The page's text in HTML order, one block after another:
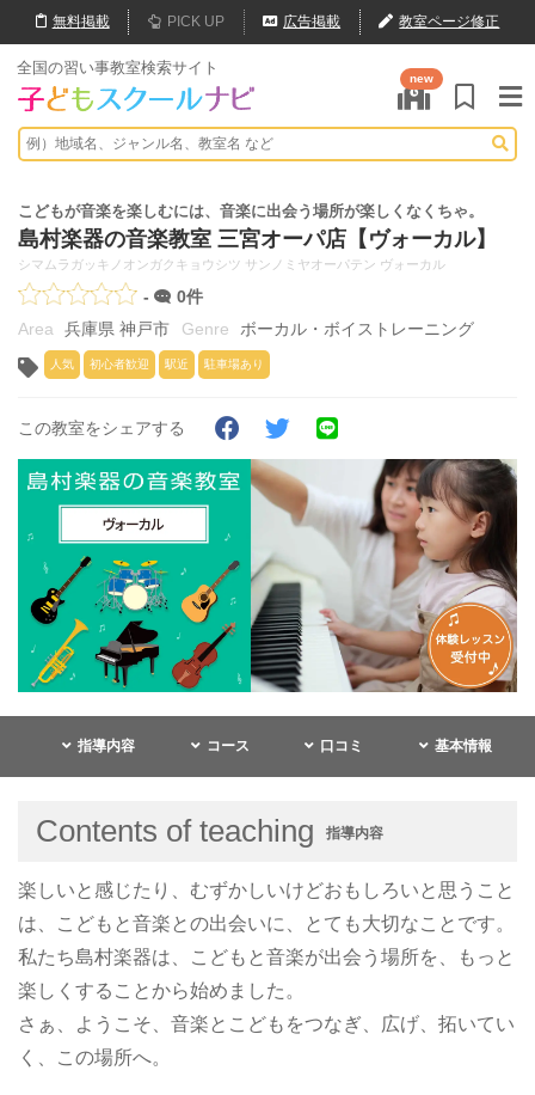
無料掲載 PICK UP 広告掲載 教室ページ修正
全国の習い事教室検索サイト
new
こどもが音楽を楽しむには、音楽に出会う場所が楽しくなくちゃ。
島村楽器の音楽教室 三宮オーパ店【ヴォーカル】
シマムラガッキノオンガクキョウシツ サンノミヤオーパテン ヴォーカル
-
0件
兵庫県 神戸市
ボーカル・ボイストレーニング
人気 初心者歓迎 駅近 駐車場あり
この教室をシェアする
指導内容 コース 口コミ 基本情報
Contents of teaching 指導内容
楽しいと感じたり、むずかしいけどおもしろいと思うこと
は、こどもと音楽との出会いに、とても大切なことです。
私たち島村楽器は、こどもと音楽が出会う場所を、もっと
楽しくすることから始めました。
さぁ、ようこそ、音楽とこどもをつなぎ、広げ、拓いてい
く、この場所へ。